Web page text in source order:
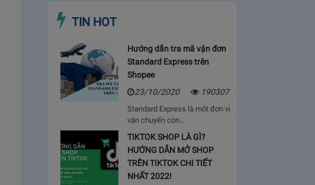
TIN HOT
Hướng dẫn tra mã vận đơn
Standard Express trên
Shopee
23/10/2020
190307
Standard Express là một đơn vị
vận chuyển còn…
TIKTOK SHOP LÀ GÌ?
HƯỚNG DẪN MỞ SHOP
TRÊN TIKTOK CHI TIẾT
NHẤT 2022!